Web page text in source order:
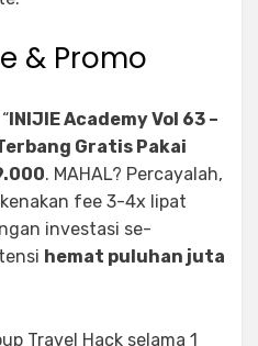
& Promo
INIJIE Academy Vol 63 –
Gratis Pakai
. MAHAL? Percayalah,
fee 3-4x lipat
investasi se-
hemat puluhan juta
Travel Hack selama 1